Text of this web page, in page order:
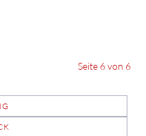
Seite 6 von 6